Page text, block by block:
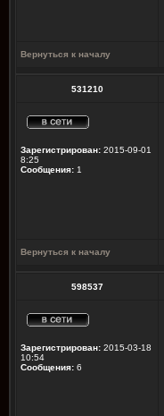
Вернуться к началу
531210
Зарегистрирован: 2015-09-01
8:25
Сообщения: 1
Вернуться к началу
598537
Зарегистрирован: 2015-03-18
10:54
Сообщения: 6